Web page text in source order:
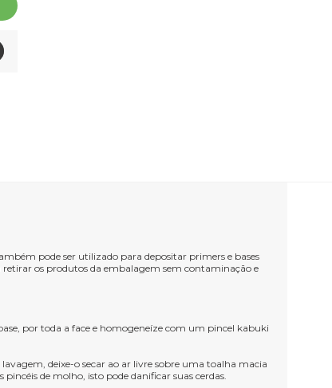
pode ser utilizado para depositar primers e bases
os produtos da embalagem sem contaminação e
por toda a face e homogeneíze com um pincel kabuki
deixe-o secar ao ar livre sobre uma toalha macia
de molho, isto pode danificar suas cerdas.